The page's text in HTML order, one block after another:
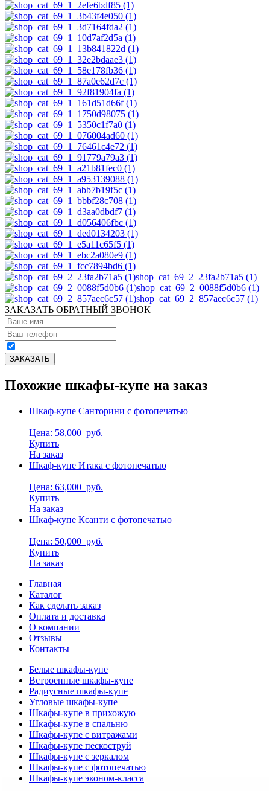
shop_cat_69_2_23fa2b71a5 (1)
shop_cat_69_2_0088f5d0b6 (1)
shop_cat_69_2_857aec6c57 (1)
ЗАКАЗАТЬ ОБРАТНЫЙ ЗВОНОК
Похожие шкафы-купе на заказ
Шкаф-купе Санторини с фотопечатью
Цена: 58,000 руб.
Купить
На заказ
Шкаф-купе Итака с фотопечатью
Цена: 63,000 руб.
Купить
На заказ
Шкаф-купе Ксанти с фотопечатью
Цена: 50,000 руб.
Купить
На заказ
Главная
Каталог
Как сделать заказ
Оплата и доставка
О компании
Отзывы
Контакты
Белые шкафы-купе
Встроенные шкафы-купе
Радиусные шкафы-купе
Угловые шкафы-купе
Шкафы-купе в прихожую
Шкафы-купе в спальню
Шкафы-купе с витражами
Шкафы-купе пескоструй
Шкафы-купе с зеркалом
Шкафы-купе с фотопечатью
Шкафы-купе эконом-класса